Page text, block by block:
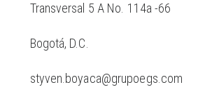
Transversal 5 A No. 114a -66
Bogotá, D.C.
styven.boyaca@grupoegs.com